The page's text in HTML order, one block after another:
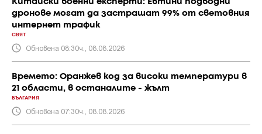
дронове могат да застрашат 99% от световния
интернет трафик
СВЯТ
Обновена 08:30ч., 08.08.2026
Времето: Оранжев код за високи температури в
21 области, в останалите - жълт
БЪЛГАРИЯ
Обновена 07:30ч., 08.08.2026